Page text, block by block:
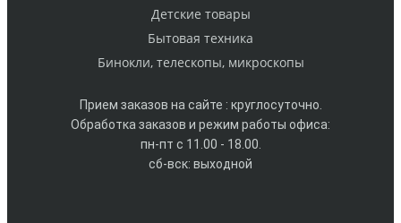
Детские товары
Бытовая техника
Бинокли, телескопы, микроскопы
Прием заказов на сайте : круглосуточно.
Обработка заказов и режим работы офиса:
пн-пт с 11.00 - 18.00.
сб-вск: выходной